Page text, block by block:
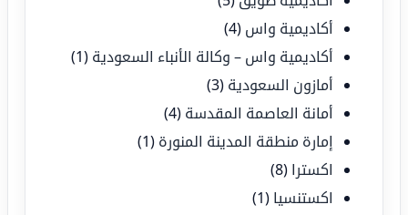
أكاديمية واس (4)
أكاديمية واس – وكالة الأنباء السعودية (1)
أمازون السعودية (3)
أمانة العاصمة المقدسة (4)
إمارة منطقة المدينة المنورة (1)
اكسترا (8)
اكستنسيا (1)